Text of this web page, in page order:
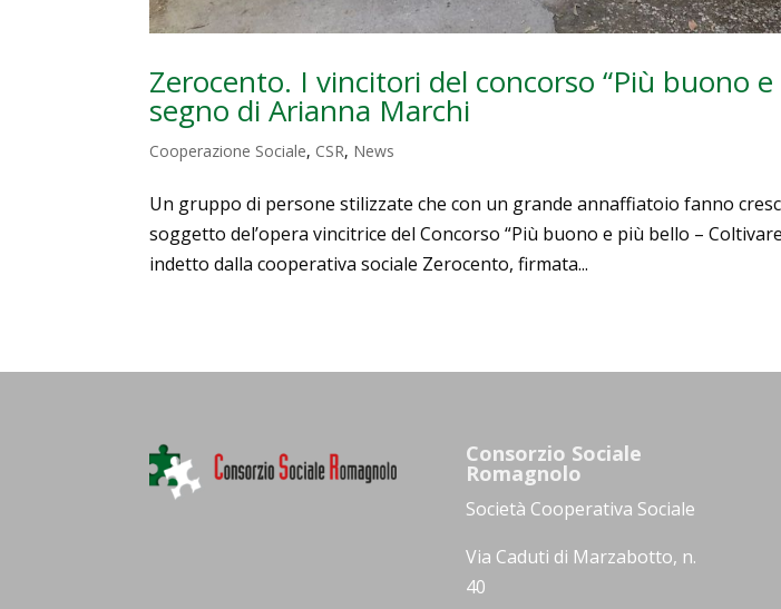
Zerocento. I vincitori del concorso “Più buono
segno di Arianna Marchi
Cooperazione Sociale, CSR, News
Un gruppo di persone stilizzate che con un grande annaffiatoio fanno
soggetto del’opera vincitrice del Concorso “Più buono e più bello –
indetto dalla cooperativa sociale Zerocento, firmata...
Consorzio Sociale
Romagnolo
Società Cooperativa Sociale
Via Caduti di Marzabotto, n.
40